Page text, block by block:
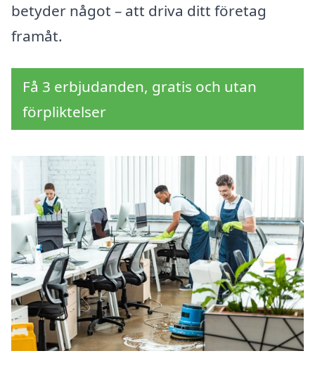
betyder något – att driva ditt företag
framåt.
Få 3 erbjudanden, gratis och utan
förpliktelser